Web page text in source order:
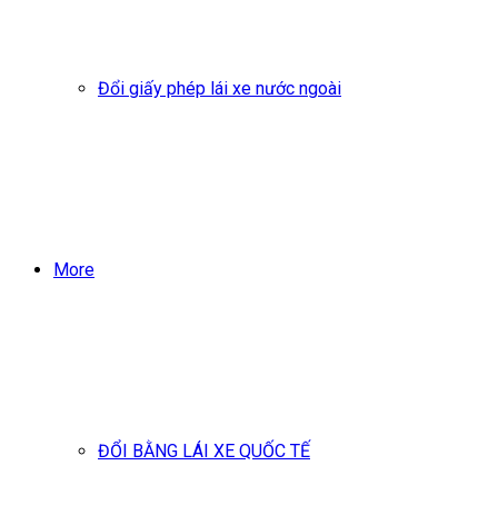
Đổi giấy phép lái xe nước ngoài
More
ĐỔI BẰNG LÁI XE QUỐC TẾ